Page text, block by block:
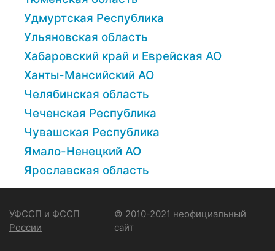
Удмуртская Республика
Ульяновская область
Хабаровский край и Еврейская АО
Ханты-Мансийский АО
Челябинская область
Чеченская Республика
Чувашская Республика
Ямало-Ненецкий АО
Ярославская область
УФССП и ФССП
России
© 2010-2021 неофициальный
сайт